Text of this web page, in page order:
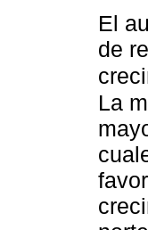
El
de
La